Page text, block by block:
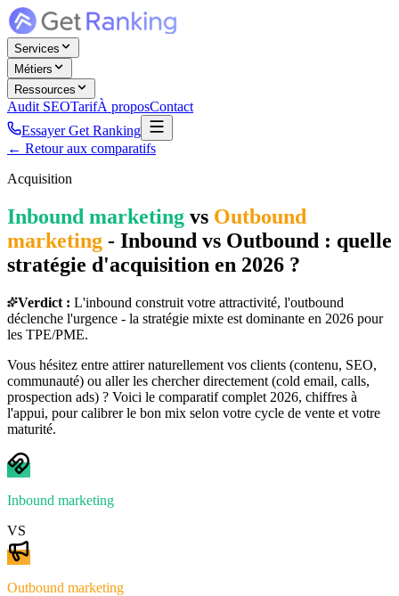
Services
Métiers
Ressources
Audit SEOTarifÀ proposContact
Essayer Get Ranking
← Retour aux comparatifs
Acquisition
Inbound marketing vs Outbound
marketing - Inbound vs Outbound : quelle
stratégie d'acquisition en 2026 ?
Verdict : L'inbound construit votre attractivité, l'outbound
déclenche l'urgence - la stratégie mixte est dominante en 2026 pour
les TPE/PME.
Vous hésitez entre attirer naturellement vos clients (contenu, SEO,
communauté) ou aller les chercher directement (cold email, calls,
prospection ads) ? Voici le comparatif complet 2026, chiffres à
l'appui, pour calibrer le bon mix selon votre cycle de vente et votre
maturité.
Inbound marketing
VS
Outbound marketing